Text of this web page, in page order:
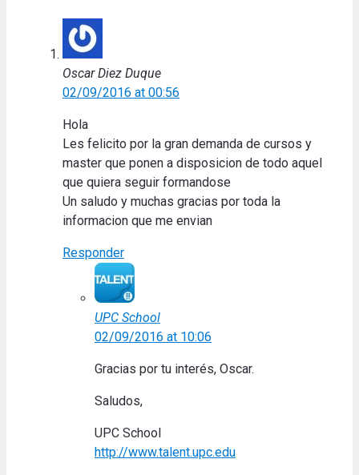
Oscar Diez Duque
02/09/2016 at 00:56
Hola
Les felicito por la gran demanda de cursos y
master que ponen a disposicion de todo aquel
que quiera seguir formandose
Un saludo y muchas gracias por toda la
informacion que me envian
Responder
UPC School
02/09/2016 at 10:06
Gracias por tu interés, Oscar.
Saludos,
UPC School
http://www.talent.upc.edu